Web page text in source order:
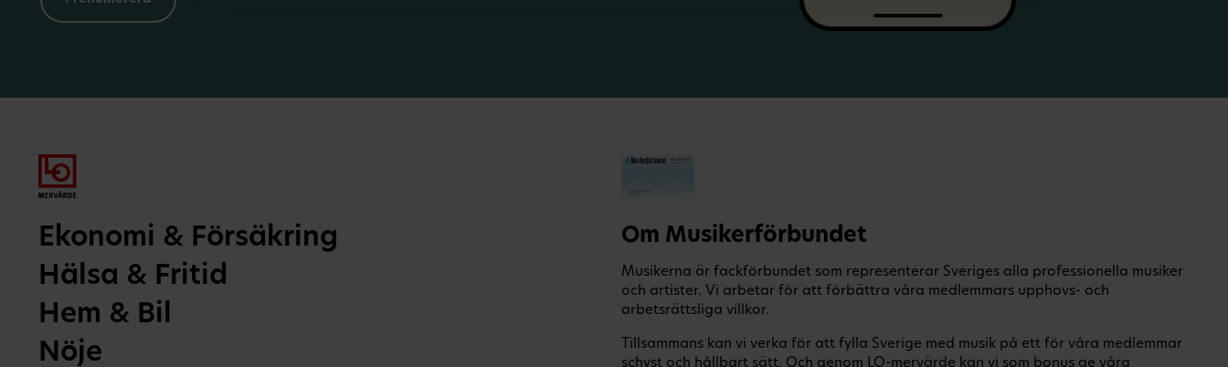
Ekonomi & Försäkring
Hälsa & Fritid
Hem & Bil
Nöje
Om Musikerförbundet
Musikerna är fackförbundet som representerar Sveriges alla professionella musiker
och artister. Vi arbetar för att förbättra våra medlemmars upphovs- och
arbetsrättsliga villkor.
Tillsammans kan vi verka för att fylla Sverige med musik på ett för våra medlemmar
schyst och hållbart sätt. Och genom LO-mervärde kan vi som bonus ge våra